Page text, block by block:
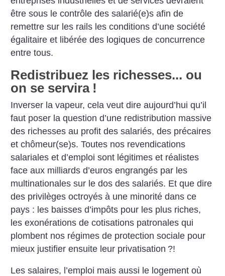
être sous le contrôle des salarié(e)s afin de
remettre sur les rails les conditions d’une société
égalitaire et libérée des logiques de concurrence
entre tous.
Redistribuez les richesses... ou
on se servira !
Inverser la vapeur, cela veut dire aujourd’hui qu’il
faut poser la question d’une redistribution massive
des richesses au profit des salariés, des précaires
et chômeur(se)s. Toutes nos revendications
salariales et d’emploi sont légitimes et réalistes
face aux milliards d’euros engrangés par les
multinationales sur le dos des salariés. Et que dire
des privilèges octroyés à une minorité dans ce
pays : les baisses d’impôts pour les plus riches,
les exonérations de cotisations patronales qui
plombent nos régimes de protection sociale pour
mieux justifier ensuite leur privatisation ?!
Les salaires, l’emploi mais aussi le logement où